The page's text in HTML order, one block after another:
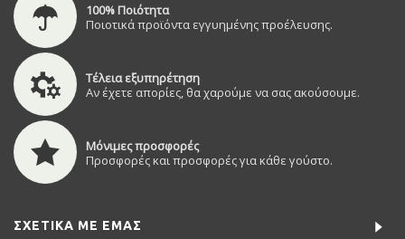
100% Ποιότητα
Ποιοτικά προϊόντα εγγυημένης προέλευσης.
Τέλεια εξυπηρέτηση
Αν έχετε απορίες, θα χαρούμε να σας ακούσουμε.
Μόνιμες προσφορές
Προσφορές και προσφορές για κάθε γούστο.
ΣΧΕΤΙΚΆ ΜΕ ΕΜΆΣ